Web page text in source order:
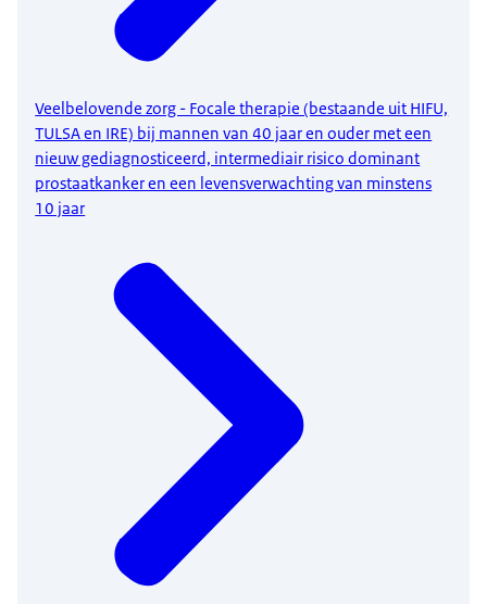
Veelbelovende zorg - Focale therapie (bestaande uit HIFU,
TULSA en IRE) bij mannen van 40 jaar en ouder met een
nieuw gediagnosticeerd, intermediair risico dominant
prostaatkanker en een levensverwachting van minstens
10 jaar